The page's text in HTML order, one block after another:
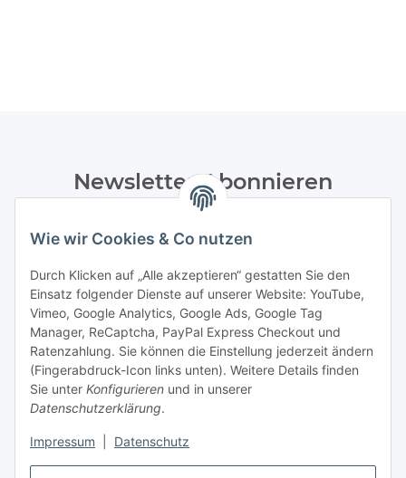
Wie wir Cookies & Co nutzen
Durch Klicken auf „Alle akzeptieren“ gestatten Sie den
Einsatz folgender Dienste auf unserer Website: YouTube,
Vimeo, Google Analytics, Google Ads, Google Tag
Manager, ReCaptcha, PayPal Express Checkout und
Ratenzahlung. Sie können die Einstellung jederzeit ändern
(Fingerabdruck-Icon links unten). Weitere Details finden
Sie unter Konfigurieren und in unserer
Datenschutzerklärung.
Impressum Datenschutz
Newsletter Abonnieren
Datenschutzerklärungregelmäßig und jederzeit widerruflich
Abonnieren
Informationen
Gesetzliche Informationen